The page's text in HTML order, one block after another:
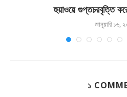
হুয়াওয়ে গুপ্তচরবৃত্তি
জানুয়ারি ১৬,
১